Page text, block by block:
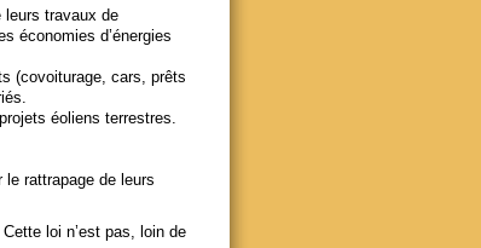
leurs travaux de
économies d’énergies
(covoiturage, cars, prêts
éoliens terrestres.
le rattrapage de leurs
loi n’est pas, loin de